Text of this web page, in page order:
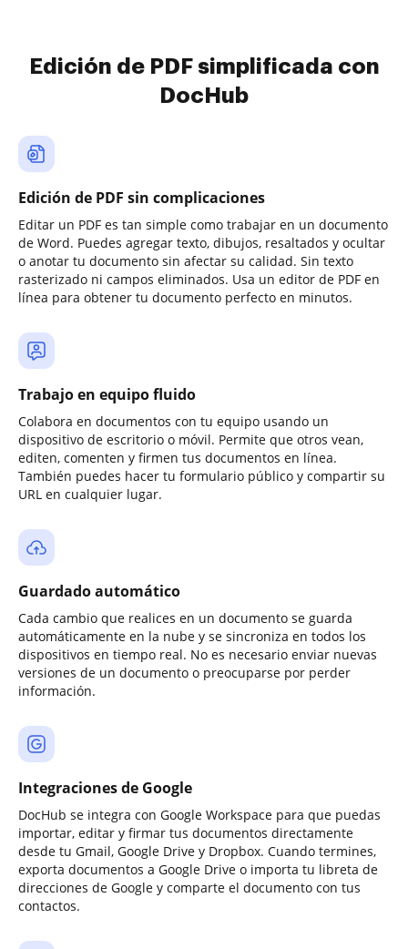
Edición de PDF simplificada con
DocHub
Edición de PDF sin complicaciones
Editar un PDF es tan simple como trabajar en un documento
de Word. Puedes agregar texto, dibujos, resaltados y ocultar
o anotar tu documento sin afectar su calidad. Sin texto
rasterizado ni campos eliminados. Usa un editor de PDF en
línea para obtener tu documento perfecto en minutos.
Trabajo en equipo fluido
Colabora en documentos con tu equipo usando un
dispositivo de escritorio o móvil. Permite que otros vean,
editen, comenten y firmen tus documentos en línea.
También puedes hacer tu formulario público y compartir su
URL en cualquier lugar.
Guardado automático
Cada cambio que realices en un documento se guarda
automáticamente en la nube y se sincroniza en todos los
dispositivos en tiempo real. No es necesario enviar nuevas
versiones de un documento o preocuparse por perder
información.
Integraciones de Google
DocHub se integra con Google Workspace para que puedas
importar, editar y firmar tus documentos directamente
desde tu Gmail, Google Drive y Dropbox. Cuando termines,
exporta documentos a Google Drive o importa tu libreta de
direcciones de Google y comparte el documento con tus
contactos.